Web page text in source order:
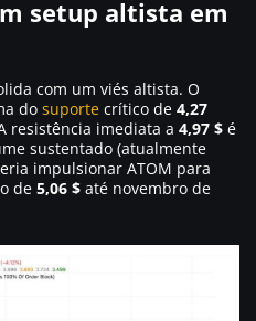
setup altista em
com um viés altista. O
do suporte crítico de 4,27
resistência imediata a 4,97 $ é
sustentado (atualmente
impulsionar ATOM para
de 5,06 $ até novembro de